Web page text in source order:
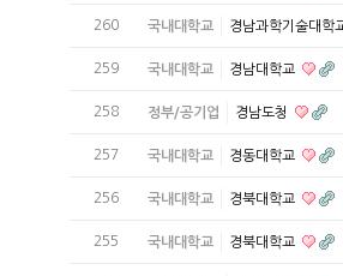
260 국내대학교 경남과학기술대학
259 국내대학교 경남대학교
258 정부/공기업 경남도청
257 국내대학교 경동대학교
256 국내대학교 경북대학교
255 국내대학교 경북대학교